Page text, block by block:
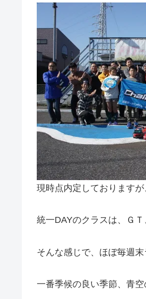
現時点内定しておりますが
統一DAYのクラスは、Ｇ
そんな感じで、ほぼ毎週
一番季候の良い季節、青